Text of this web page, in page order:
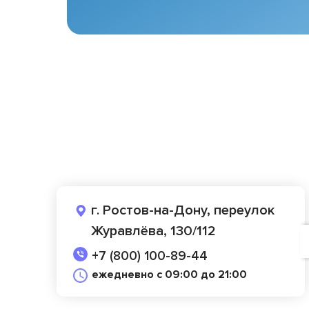
г. Ростов-на-Дону, переулок
Журавлёва, 130/112
+7 (800) 100-89-44
ежедневно с 09:00 до 21:00